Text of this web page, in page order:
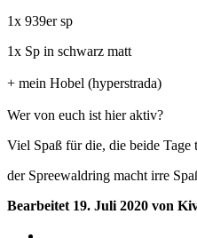
1x 939er sp
1x Sp in schwarz matt
+ mein Hobel (hyperstrada)
Wer von euch ist hier aktiv?
Viel Spaß für die, die beide Tage
der Spreewaldring macht irre
Bearbeitet 19. Juli 2020 von